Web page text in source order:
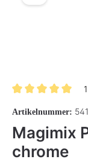
Artikelnummer:
Magimix
chrome